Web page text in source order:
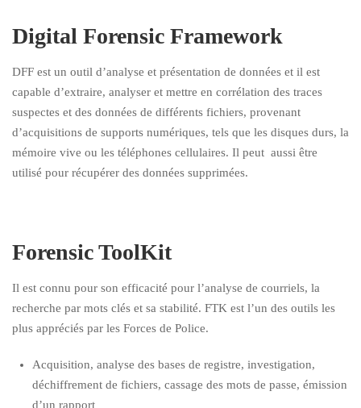
Digital Forensic Framework
DFF est un outil d’analyse et présentation de données et il est
capable d’extraire, analyser et mettre en corrélation des traces
suspectes et des données de différents fichiers, provenant
d’acquisitions de supports numériques, tels que les disques durs, la
mémoire vive ou les téléphones cellulaires. Il peut aussi être
utilisé pour récupérer des données supprimées.
Forensic ToolKit
Il est connu pour son efficacité pour l’analyse de courriels, la
recherche par mots clés et sa stabilité. FTK est l’un des outils les
plus appréciés par les Forces de Police.
Acquisition, analyse des bases de registre, investigation,
déchiffrement de fichiers, cassage des mots de passe, émission
d’un rapport